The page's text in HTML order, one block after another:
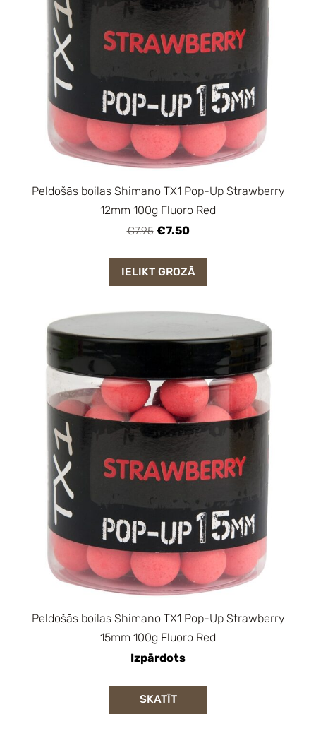
Peldošās boilas Shimano TX1 Pop-Up Strawberry
12mm 100g Fluoro Red
€7.95 €7.50
IELIKT GROZĀ
Peldošās boilas Shimano TX1 Pop-Up Strawberry
15mm 100g Fluoro Red
Izpārdots
SKATĪT